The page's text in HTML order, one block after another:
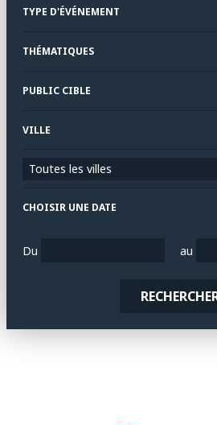
TYPE D'ÉVÉNEMENT
THÉMATIQUES
PUBLIC CIBLE
VILLE
Toutes les villes
CHOISIR UNE DATE
Du au